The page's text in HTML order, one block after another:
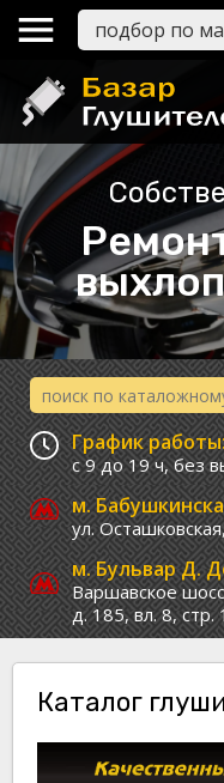
График
с 9 до 19 ч,без
м.
ул.
м. Бульвар Д.
Варшавское
д. 185, вл. 8, стр.
Каталог